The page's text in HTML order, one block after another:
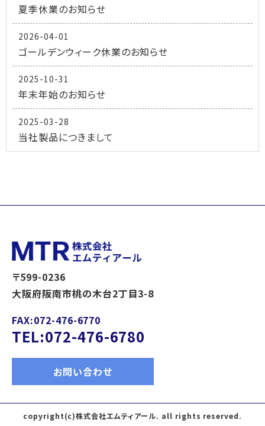
夏季休業のお知らせ
2026-04-01
ゴールデンウィーク休業のお知らせ
2025-10-31
年末年始のお知らせ
2025-03-28
当社製品につきまして
〒599-0236
大阪府阪南市桃の木台2丁目3-8
FAX:072-476-6770
TEL:072-476-6780
お問い合わせ
copyright(c)株式会社エムティアール. all rights reserved.